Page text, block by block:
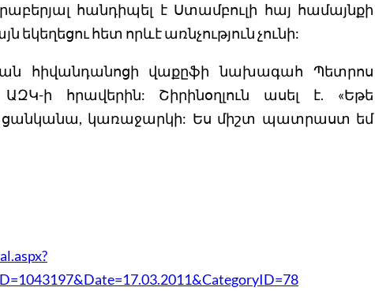
հանդիպել է Ստամբուլի հայ համայնքի
եկեղեցու հետ որևէ առնչություն չունի:
հիվանդանոցի վաքըֆի նախագահ Պետրոս
ի հրավերին: Շիրինօղլուն ասել է. «Եթե
կառաջարկի: Ես միշտ պատրաստ եմ